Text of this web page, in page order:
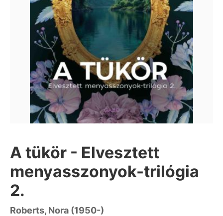
A tükör - Elvesztett
menyasszonyok-trilógia
2.
Roberts, Nora (1950-)